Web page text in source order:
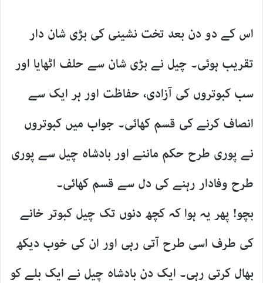
اس کے دو دن بعد تخت نشینی کی بڑی شان دار
تقریب ہوئی۔ چیل نے بڑی شان سے حلف اٹھایا اور
سب کبوتروں کی آزادی، حفاظت اور ہر ایک سے
انصاف کرنے کی قسم کھائی۔ جواب میں کبوتروں
نے پوری طرح حکم ماننے اور بادشاہ چیل سے پوری
طرح وفادار رہنے کی دل سے قسم کھائی۔
بچو! پھر یہ ہوا کہ کچھ دنوں تک چیل کبوتر خانے
کی طرف اسی طرح آتی رہی اور ان کی خوب دیکھ
بھال کرتی رہی۔ ایک دن بادشاہ چیل نے ایک بلے کو